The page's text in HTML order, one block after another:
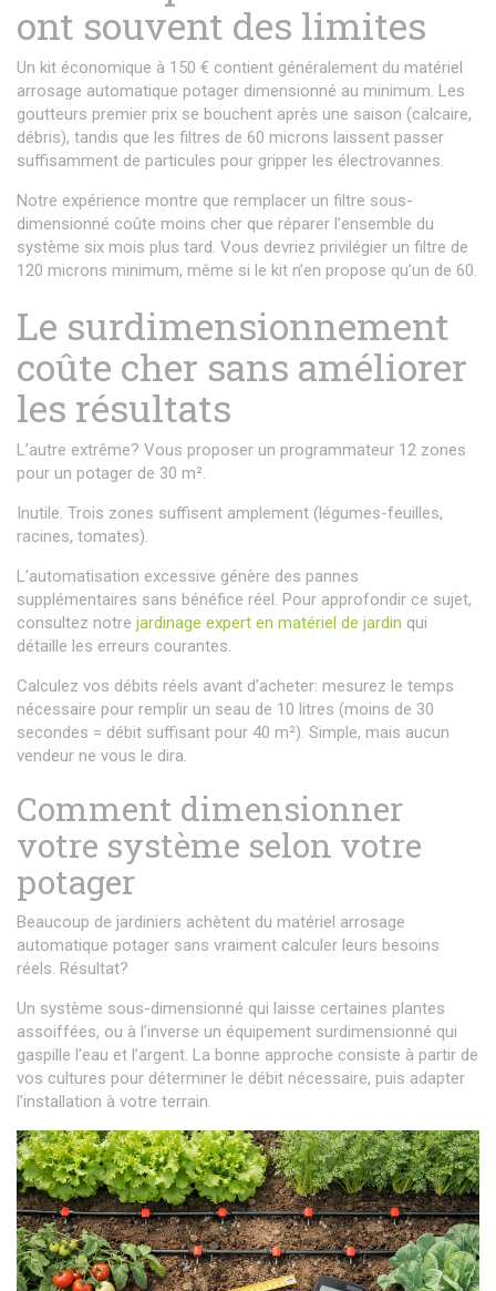
ont souvent des limites
Un kit économique à 150 € contient généralement du matériel
arrosage automatique potager dimensionné au minimum. Les
goutteurs premier prix se bouchent après une saison (calcaire,
débris), tandis que les filtres de 60 microns laissent passer
suffisamment de particules pour gripper les électrovannes.
Notre expérience montre que remplacer un filtre sous-
dimensionné coûte moins cher que réparer l’ensemble du
système six mois plus tard. Vous devriez privilégier un filtre de
120 microns minimum, même si le kit n’en propose qu’un de 60.
Le surdimensionnement
coûte cher sans améliorer
les résultats
L’autre extrême? Vous proposer un programmateur 12 zones
pour un potager de 30 m².
Inutile. Trois zones suffisent amplement (légumes-feuilles,
racines, tomates).
L’automatisation excessive génère des pannes
supplémentaires sans bénéfice réel. Pour approfondir ce sujet,
consultez notre jardinage expert en matériel de jardin qui
détaille les erreurs courantes.
Calculez vos débits réels avant d’acheter: mesurez le temps
nécessaire pour remplir un seau de 10 litres (moins de 30
secondes = débit suffisant pour 40 m²). Simple, mais aucun
vendeur ne vous le dira.
Comment dimensionner
votre système selon votre
potager
Beaucoup de jardiniers achètent du matériel arrosage
automatique potager sans vraiment calculer leurs besoins
réels. Résultat?
Un système sous-dimensionné qui laisse certaines plantes
assoiffées, ou à l’inverse un équipement surdimensionné qui
gaspille l’eau et l’argent. La bonne approche consiste à partir de
vos cultures pour déterminer le débit nécessaire, puis adapter
l’installation à votre terrain.